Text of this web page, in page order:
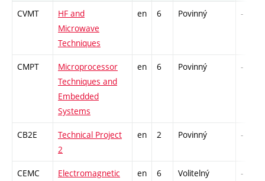
CVMT
HF and
Microwave
Techniques
en 6 Povinný -
CMPT
Microprocessor
Techniques and
Embedded
Systems
en 6 Povinný -
CB2E
Technical Project
2
en 2 Povinný -
CEMC
Electromagnetic
en 6
Volitelný
-